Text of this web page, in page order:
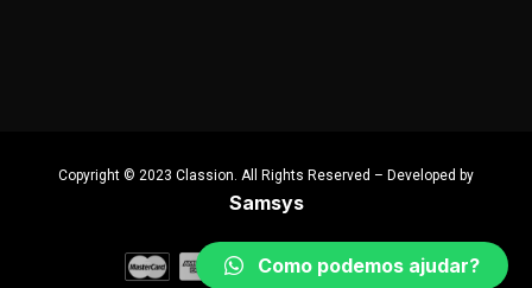
Copyright © 2023 Classion. All Rights Reserved – Developed by
Samsys
Como podemos ajudar?